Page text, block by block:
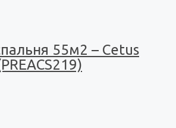
55м2 – Cetus